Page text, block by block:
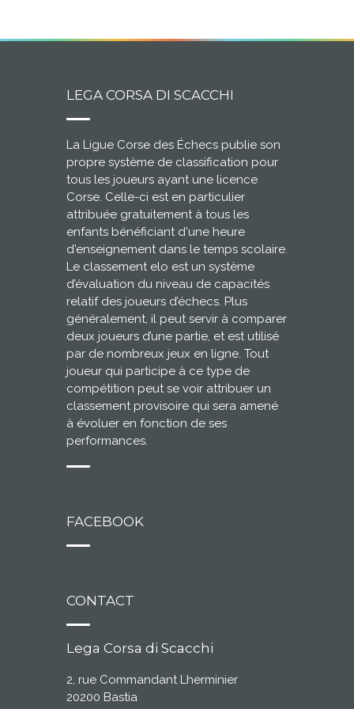
LEGA CORSA DI SCACCHI
La Ligue Corse des Échecs publie son
propre système de classification pour
tous les joueurs ayant une licence
Corse. Celle-ci est en particulier
attribuée gratuitement à tous les
enfants bénéficiant d'une heure
d'enseignement dans le temps scolaire.
Le classement elo est un système
d’évaluation du niveau de capacités
relatif des joueurs d’échecs. Plus
généralement, il peut servir à comparer
deux joueurs d’une partie, et est utilisé
par de nombreux jeux en ligne. Tout
joueur qui participe à ce type de
compétition peut se voir attribuer un
classement provisoire qui sera amené
à évoluer en fonction de ses
performances.
FACEBOOK
CONTACT
Lega Corsa di Scacchi
2, rue Commandant Lherminier
20200 Bastia